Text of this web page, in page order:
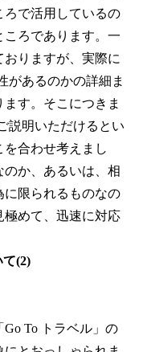
ろで活用しているの
ろであります。一
りますが、実際に
があるのかの詳細ま
す。そこにつきま
説明いただけるとい
を合わせ考えまし
か、あるいは、相
に限られるものなの
極めて、迅速に対応
(2)
To トラベル」の